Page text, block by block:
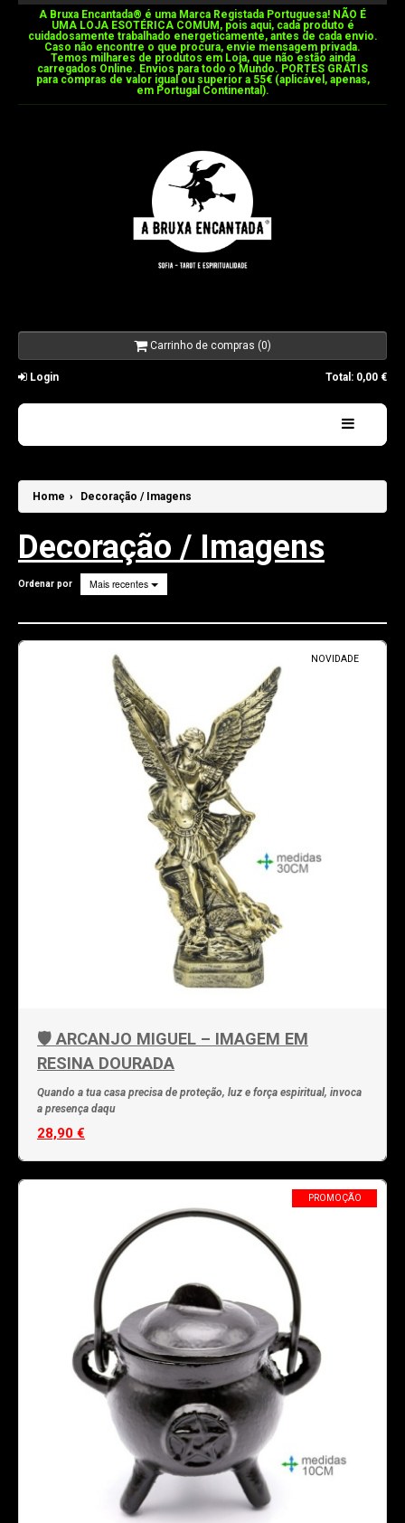
A Bruxa Encantada®️ é uma Marca Registada Portuguesa! NÃO É
UMA LOJA ESOTÉRICA COMUM, pois aqui, cada produto é
cuidadosamente trabalhado energeticamente, antes de cada envio.
Caso não encontre o que procura, envie mensagem privada.
Temos milhares de produtos em Loja, que não estão ainda
carregados Online. Envios para todo o Mundo. PORTES GRÁTIS
para compras de valor igual ou superior a 55€ (aplicável, apenas,
em Portugal Continental).
Carrinho de compras (0)
Login Total: 0,00 €
CONSULTAS de TAROT
Sobre mim . . .
Contatos
Pesquisar
Home › Decoração / Imagens
Decoração / Imagens
Ordenar por Mais recentes
NOVIDADE
🛡️ ARCANJO MIGUEL – IMAGEM EM
RESINA DOURADA
Quando a tua casa precisa de proteção, luz e força espiritual, invoca
a presença daqu
28,90 €
PROMOÇÃO